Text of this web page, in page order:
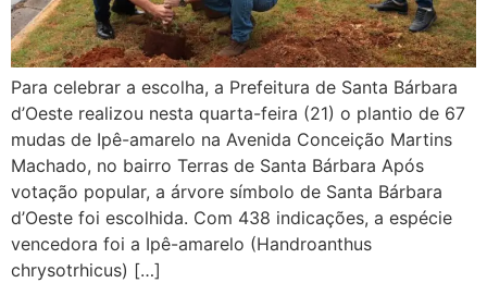
Para celebrar a escolha, a Prefeitura de Santa Bárbara
d’Oeste realizou nesta quarta-feira (21) o plantio de 67
mudas de Ipê-amarelo na Avenida Conceição Martins
Machado, no bairro Terras de Santa Bárbara Após
votação popular, a árvore símbolo de Santa Bárbara
d’Oeste foi escolhida. Com 438 indicações, a espécie
vencedora foi a Ipê-amarelo (Handroanthus
chrysotrhicus) […]